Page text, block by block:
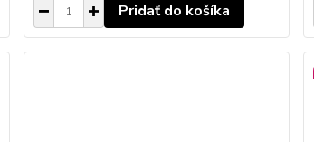
Pridať do košíka